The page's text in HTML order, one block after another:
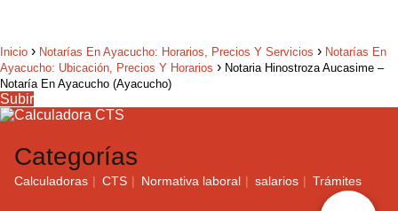
Inicio Notarías En Ayacucho: Horarios, Precios Y Servicios
Notarías En
Ayacucho: Ubicación, Precios Y Horarios
Notaria Hinostroza Aucasime –
Notaría En Ayacucho (Ayacucho)
Subir
Categorías
Calculadoras CTS Normativa laboral salarios Trámites